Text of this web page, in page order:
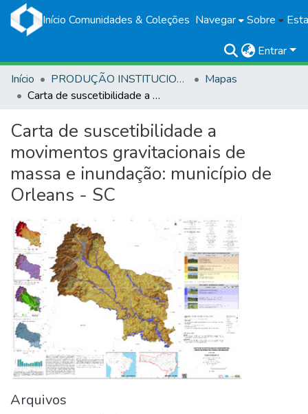
Início Comunidades & Coleções Navegar Sobre
Entrar
Início
PRODUÇÃO INSTITUCIONAL
Mapas
Carta de suscetibilidade a movimentos gravitacionais de massa e inundação: município de Orleans - SC
Carta de suscetibilidade a
movimentos gravitacionais de
massa e inundação: município de
Orleans - SC
Arquivos